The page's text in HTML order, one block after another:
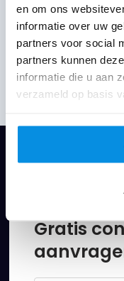
en om ons
informatie over uw
partners voor social
partners kunnen
informatie die u aan
verzameld op basis
Vraag
Gratis